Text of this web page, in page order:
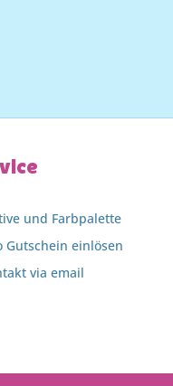
und Farbpalette
Gutschein einlösen
via email